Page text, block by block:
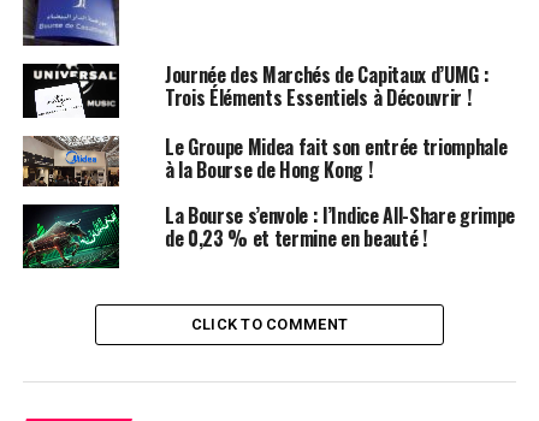
Capital Actuel
Nombre
d’Actions
1,12 milliard
Montant du
Dividende
SAR 112,5 millions
Pourcentage du
Capital
20% (SAR 0,1 par action)
enregistrés auprès d’Edaa à la fin du
deuxième jour de négociation suivant la
Journée des Marchés de Capitaux d’UMG :
Trois Éléments Essentiels à Découvrir !
Le Groupe Midea fait son entrée triomphale
à la Bourse de Hong Kong !
La Bourse s’envole : l’Indice All-Share grimpe
de 0,23 % et termine en beauté !
CLICK TO COMMENT